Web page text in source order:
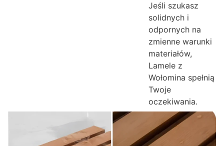
Jeśli szukasz
solidnych i
odpornych na
zmienne warunki
materiałów,
Lamele z
Wołomina spełnią
Twoje
oczekiwania.